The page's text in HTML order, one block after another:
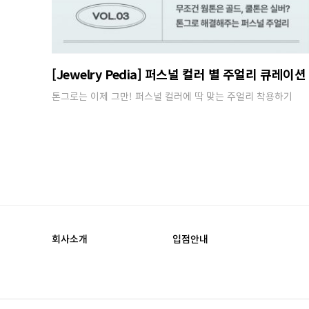
[Jewelry Pedia] 퍼스널 컬러 별 주얼리 큐레이션
톤그로는 이제 그만! 퍼스널 컬러에 딱 맞는 주얼리 착용하기
회사소개 입점안내